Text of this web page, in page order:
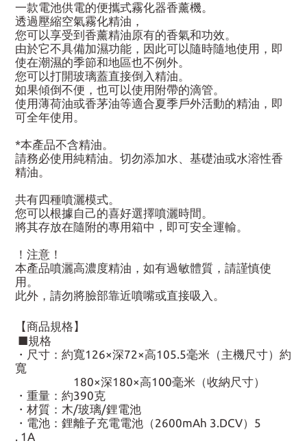
一款電池供電的便攜式霧化器香薰機。
透過壓縮空氣霧化精油，
您可以享受到香薰精油原有的香氣和功效。
由於它不具備加濕功能，因此可以隨時隨地使用，即
使在潮濕的季節和地區也不例外。
您可以打開玻璃蓋直接倒入精油。
如果傾倒不便，也可以使用附帶的滴管。
使用薄荷油或香茅油等適合夏季戶外活動的精油，即
可全年使用。
*本產品不含精油。
請務必使用純精油。切勿添加水、基礎油或水溶性香
精油。
共有四種噴灑模式。
您可以根據自己的喜好選擇噴灑時間。
將其存放在隨附的專用箱中，即可安全運輸。
！注意！
本產品噴灑高濃度精油，如有過敏體質，請謹慎使
用。
此外，請勿將臉部靠近噴嘴或直接吸入。
【商品規格】
■規格
・尺寸：約寬126×深72×高105.5毫米（主機尺寸）約
寬
180×深180×高100毫米（收納尺寸）
・重量：約390克
・材質：木/玻璃/鋰電池
・電池：鋰離子充電電池（2600mAh 3.DCV）5
. 1A